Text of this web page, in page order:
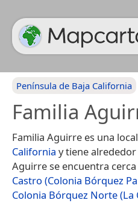
Península de Baja California
Familia
Familia Aguirre es una
California y tiene
Aguirre se encuentra
Castro (Colonia Bórquez
Colonia Bórquez Norte (La